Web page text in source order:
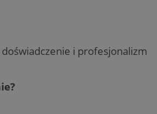
i profesjonalizm